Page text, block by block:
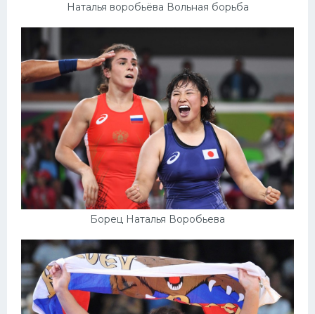
Наталья воробьёва Вольная борьба
Борец Наталья Воробьева